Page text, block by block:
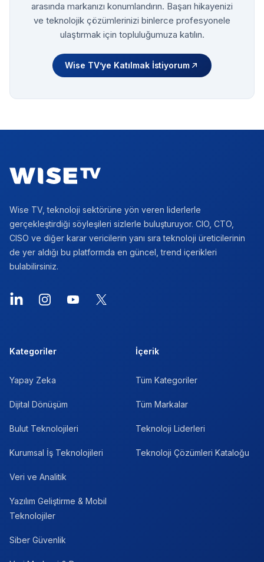
arasında markanızı konumlandırın. Başarı hikayenizi
ve teknolojik çözümlerinizi binlerce profesyonele
ulaştırmak için topluluğumuza katılın.
Wise TV’ye Katılmak İstiyorum
Wise TV, teknoloji sektörüne yön veren liderlerle
gerçekleştirdiği söyleşileri sizlerle buluşturuyor. CIO, CTO,
CISO ve diğer karar vericilerin yanı sıra teknoloji üreticilerinin
de yer aldığı bu platformda en güncel, trend içerikleri
bulabilirsiniz.
LinkedInInstagramYouTube
X
Kategoriler
Yapay Zeka
Dijital Dönüşüm
Bulut Teknolojileri
Kurumsal İş Teknolojileri
Veri ve Analitik
Yazılım Geliştirme & Mobil
Teknolojiler
Siber Güvenlik
İçerik
Tüm Kategoriler
Tüm Markalar
Teknoloji Liderleri
Teknoloji Çözümleri Kataloğu